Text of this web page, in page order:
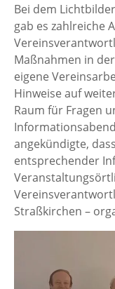
Bei dem
gab es zahlreiche
Maßnahmen in
eigene
Hinweise auf
Raum für Fragen
angekündigte,
entsprechender
Straßkirchen –